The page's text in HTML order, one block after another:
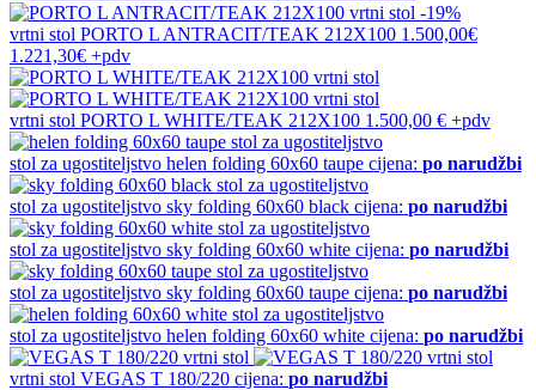
-19%
vrtni stol PORTO L ANTRACIT/TEAK 212X100 1.500,00€
1.221,30€ +pdv
vrtni stol PORTO L WHITE/TEAK 212X100 1.500,00 € +pdv
stol za ugostiteljstvo helen folding 60x60 taupe cijena: po narudžbi
stol za ugostiteljstvo sky folding 60x60 black cijena: po narudžbi
stol za ugostiteljstvo sky folding 60x60 white cijena: po narudžbi
stol za ugostiteljstvo sky folding 60x60 taupe cijena: po narudžbi
stol za ugostiteljstvo helen folding 60x60 white cijena: po narudžbi
vrtni stol VEGAS T 180/220 cijena: po narudžbi